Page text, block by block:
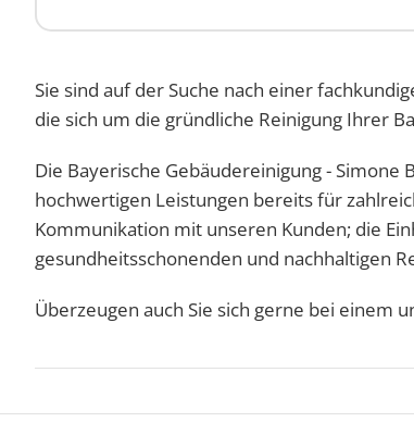
Sie sind auf der Suche nach einer
die sich um die gründliche Reinigung Ihrer
Die Bayerische Gebäudereinigung -
hochwertigen Leistungen bereits für
Kommunikation mit unseren Kunden; die
gesundheitsschonenden und nachhaltigen
Überzeugen auch Sie sich gerne bei einem